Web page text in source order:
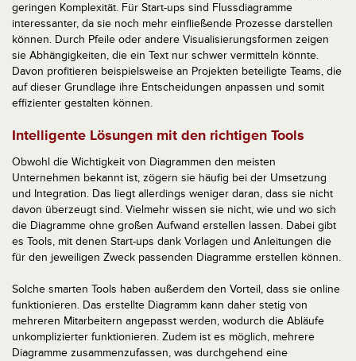
geringen Komplexität. Für Start-ups sind Flussdiagramme
interessanter, da sie noch mehr einfließende Prozesse darstellen
können. Durch Pfeile oder andere Visualisierungsformen zeigen
sie Abhängigkeiten, die ein Text nur schwer vermitteln könnte.
Davon profitieren beispielsweise an Projekten beteiligte Teams, die
auf dieser Grundlage ihre Entscheidungen anpassen und somit
effizienter gestalten können.
Intelligente Lösungen mit den richtigen Tools
Obwohl die Wichtigkeit von Diagrammen den meisten
Unternehmen bekannt ist, zögern sie häufig bei der Umsetzung
und Integration. Das liegt allerdings weniger daran, dass sie nicht
davon überzeugt sind. Vielmehr wissen sie nicht, wie und wo sich
die Diagramme ohne großen Aufwand erstellen lassen. Dabei gibt
es Tools, mit denen Start-ups dank Vorlagen und Anleitungen die
für den jeweiligen Zweck passenden Diagramme erstellen können.
Solche smarten Tools haben außerdem den Vorteil, dass sie online
funktionieren. Das erstellte Diagramm kann daher stetig von
mehreren Mitarbeitern angepasst werden, wodurch die Abläufe
unkomplizierter funktionieren. Zudem ist es möglich, mehrere
Diagramme zusammenzufassen, was durchgehend eine